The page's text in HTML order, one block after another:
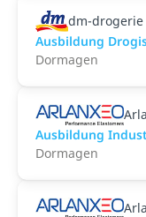
dm-drogerie
Ausbildung
Dormagen
Ausbildung
Dormagen